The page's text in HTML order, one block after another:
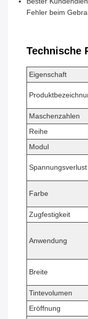
Fehler beim
Technische
Eigenschaft
Maschenzahlen
Reihe
Modul
Spannungsverlust
Farbe
Zugfestigkeit
Anwendung
Breite
Tintevolumen
Eröffnung